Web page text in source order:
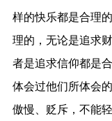
样的快乐都是合理
理的，无论是追求
者是追求信仰都是
体会过他们所体会
傲慢、贬斥，不能